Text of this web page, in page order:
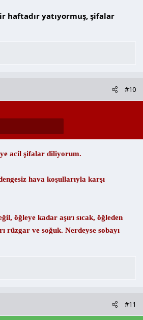
haftadır yatıyormuş, şifalar
#10
acil şifalar diliyorum.
hava koşullarıyla karşı
öğleye kadar aşırı sıcak, öğleden
rüzgar ve soğuk. Nerdeyse sobayı
#11